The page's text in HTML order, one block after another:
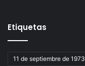
Etiquetas
11 de septiembre de 1973